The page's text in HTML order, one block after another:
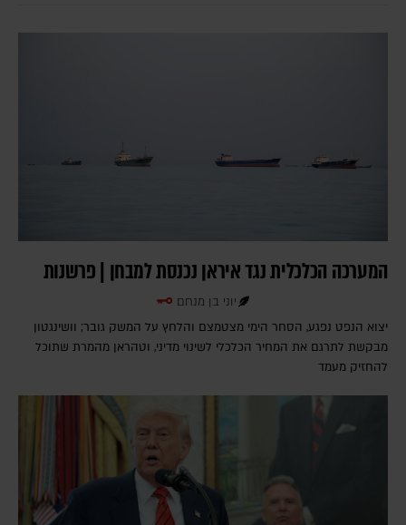
המערכה הכלכלית נגד איראן נכנסת למבחן | פרשנות
יוני בן מנחם
יצוא הנפט נפגע, הסחר הימי מצטמצם והלחץ על המשק גובר; וושינגטון
מבקשת לתרגם את המחיר הכלכלי לשינוי מדיני, וטהראן מהמרת שתוכל
להחזיק מעמד